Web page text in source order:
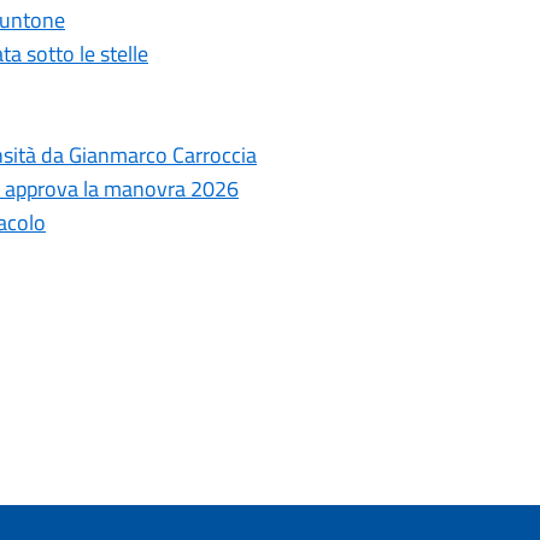
sotto le stelle
da Gianmarco Carroccia
la manovra 2026